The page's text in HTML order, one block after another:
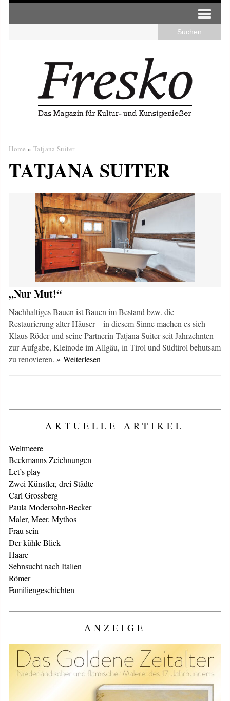
Home » Tatjana Suiter
TATJANA SUITER
„Nur Mut!“
Nachhaltiges Bauen ist Bauen im Bestand bzw. die
Restaurierung alter Häuser – in diesem Sinne machen es sich
Klaus Röder und seine Partnerin Tatjana Suiter seit Jahrzehnten
zur Aufgabe, Kleinode im Allgäu, in Tirol und Südtirol behutsam
zu renovieren.» Weiterlesen
AKTUELLE ARTIKEL
Weltmeere
Beckmanns Zeichnungen
Let’s play
Zwei Künstler, drei Städte
Carl Grossberg
Paula Modersohn-Becker
Maler, Meer, Mythos
Frau sein
Der kühle Blick
Haare
Sehnsucht nach Italien
Römer
Familiengeschichten
ANZEIGE